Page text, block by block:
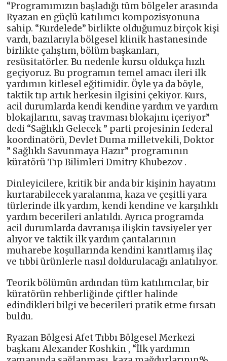
“Programımızın başladığı tüm bölgeler arasında
Ryazan en güçlü katılımcı kompozisyonuna
sahip. “Kurdelede” birlikte olduğumuz birçok kişi
vardı, bazılarıyla bölgesel klinik hastanesinde
birlikte çalıştım, bölüm başkanları,
resüsitatörler. Bu nedenle kursu oldukça hızlı
geçiyoruz. Bu programın temel amacı ileri ilk
yardımın kitlesel eğitimidir. Öyle ya da böyle,
taktik tıp artık herkesin ilgisini çekiyor. Kurs,
acil durumlarda kendi kendine yardım ve yardım
blokajlarını, savaş travması blokajını içeriyor”
dedi “Sağlıklı Gelecek ” parti projesinin federal
koordinatörü, Devlet Duma milletvekili, Doktor
” Sağlıklı Savunmaya Hazır” programının
küratörü Tıp Bilimleri Dmitry Khubezov .
Dinleyicilere, kritik bir anda bir kişinin hayatını
kurtarabilecek yaralanma, kaza ve çeşitli yara
türlerinde ilk yardım, kendi kendine ve karşılıklı
yardım becerileri anlatıldı. Ayrıca programda
acil durumlarda davranışa ilişkin tavsiyeler yer
alıyor ve taktik ilk yardım çantalarının
muharebe koşullarında kendini kanıtlamış ilaç
ve tıbbi ürünlerle nasıl doldurulacağı anlatılıyor.
Teorik bölümün ardından tüm katılımcılar, bir
küratörün rehberliğinde çiftler halinde
edindikleri bilgi ve becerileri pratik etme fırsatı
buldu.
Ryazan Bölgesi Afet Tıbbı Bölgesel Merkezi
başkanı Alexander Koshkin , “İlk yardımın